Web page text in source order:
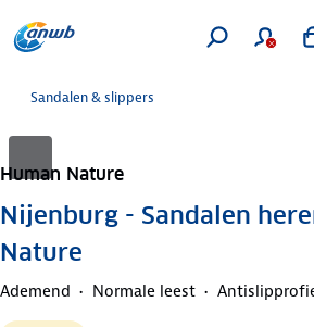
Sandalen & slippers
Human Nature
Nijenburg - Sandalen
Nature
Ademend Normale leest